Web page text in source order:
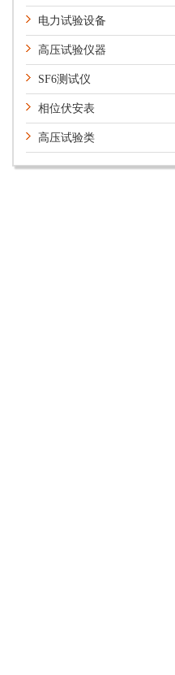
电力试验设备
高压试验仪器
SF6测试仪
相位伏安表
高压试验类